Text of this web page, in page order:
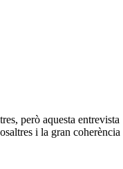
però aquesta entrevista
i la gran coherència